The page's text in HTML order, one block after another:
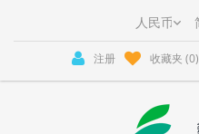
注册 收藏夹 (0)